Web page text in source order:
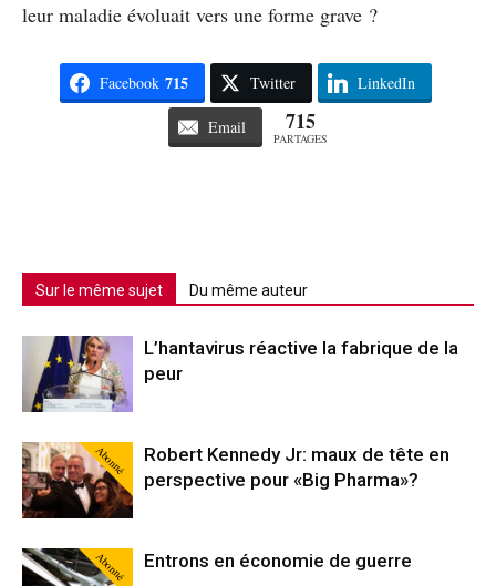
leur maladie évoluait vers une forme grave ?
Facebook 715 Twitter LinkedIn
Email 715
PARTAGES
Sur le même sujet Du même auteur
L’hantavirus réactive la fabrique de la
peur
Abonné
Robert Kennedy Jr: maux de tête en
perspective pour «Big Pharma»?
Abonné Entrons en économie de guerre